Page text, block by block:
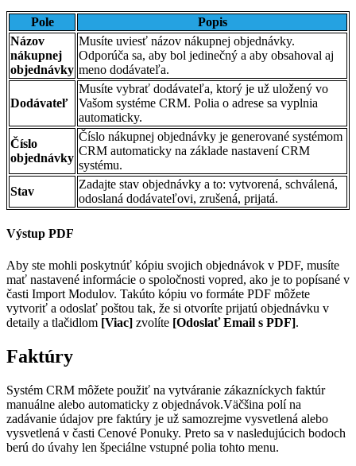
Pole
Popis
Názov
nákupnej
objednávky
Musíte uviesť názov nákupnej objednávky.
Odporúča sa, aby bol jedinečný a aby obsahoval aj
meno dodávateľa.
Dodávateľ
Musíte vybrať dodávateľa, ktorý je už uložený vo
Vašom systéme CRM. Polia o adrese sa vyplnia
automaticky.
Číslo
objednávky
Číslo nákupnej objednávky je generované systémom
CRM automaticky na základe nastavení CRM
systému.
Stav
Zadajte stav objednávky a to: vytvorená, schválená,
odoslaná dodávateľovi, zrušená, prijatá.
Výstup PDF
Aby ste mohli poskytnúť kópiu svojich objednávok v PDF, musíte
mať nastavené informácie o spoločnosti vopred, ako je to popísané v
časti Import Modulov. Takúto kópiu vo formáte PDF môžete
vytvoriť a odoslať poštou tak, že si otvoríte prijatú objednávku v
detaily a tlačidlom [Viac] zvolíte [Odoslať Email s PDF].
Faktúry
Systém CRM môžete použiť na vytváranie zákazníckych faktúr
manuálne alebo automaticky z objednávok.Väčšina polí na
zadávanie údajov pre faktúry je už samozrejme vysvetlená alebo
vysvetlená v časti Cenové Ponuky. Preto sa v nasledujúcich bodoch
berú do úvahy len špeciálne vstupné polia tohto menu.